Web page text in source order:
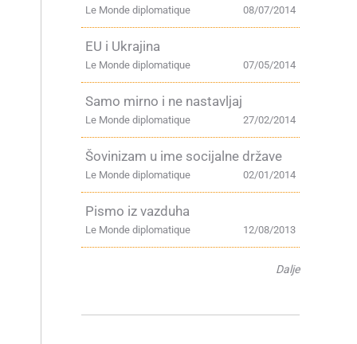
08/07/2014
Le Monde diplomatique
EU i Ukrajina
07/05/2014
Le Monde diplomatique
Samo mirno i ne nastavljaj
27/02/2014
Le Monde diplomatique
Šovinizam u ime socijalne države
02/01/2014
Le Monde diplomatique
Pismo iz vazduha
12/08/2013
Le Monde diplomatique
Dalje